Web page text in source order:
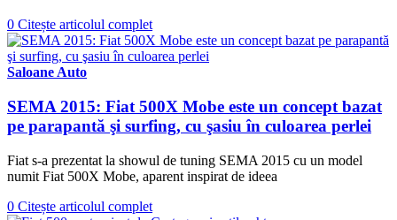
0 Citește articolul complet
Saloane Auto
SEMA 2015: Fiat 500X Mobe este un concept bazat
pe parapantă şi surfing, cu şasiu în culoarea perlei
Fiat s-a prezentat la showul de tuning SEMA 2015 cu un model
numit Fiat 500X Mobe, aparent inspirat de ideea
0 Citește articolul complet